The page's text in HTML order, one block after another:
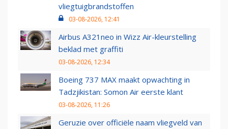
vliegtuigbrandstoffen
03-08-2026, 12:41
Airbus A321neo in Wizz Air-kleurstelling
beklad met graffiti
03-08-2026, 12:34
Boeing 737 MAX maakt opwachting in
Tadzjikistan: Somon Air eerste klant
03-08-2026, 11:26
Geruzie over officiële naam vliegveld van